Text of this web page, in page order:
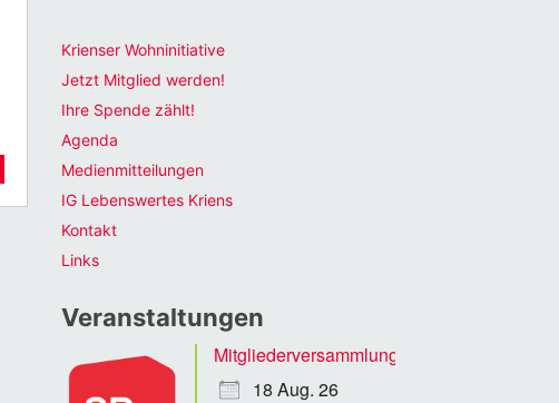
Krienser Wohninitiative
Jetzt Mitglied werden!
Ihre Spende zählt!
Agenda
Medienmitteilungen
IG Lebenswertes Kriens
Kontakt
Links
Veranstaltungen
Mitgliederversammlung
18 Aug. 26